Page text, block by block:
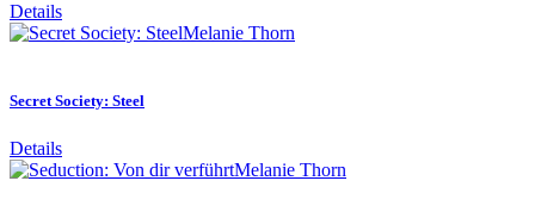
Details
Melanie Thorn
Secret Society: Steel
Details
Melanie Thorn